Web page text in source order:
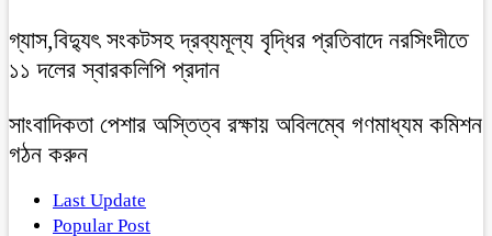
গ্যাস,বিদ্যুৎ সংকটসহ দ্রব্যমূল্য বৃদ্ধির প্রতিবাদে নরসিংদীতে
১১ দলের স্বারকলিপি প্রদান
সাংবাদিকতা পেশার অস্তিত্ব রক্ষায় অবিলম্বে গণমাধ্যম কমিশন
গঠন করুন
Last Update
Popular Post